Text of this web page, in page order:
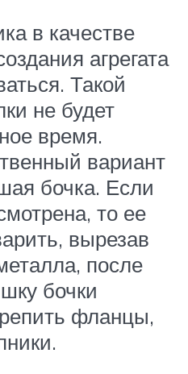
в качестве
агрегата
Такой
не будет
время.
вариант
бочка. Если
то ее
вырезав
после
бочки
фланцы,